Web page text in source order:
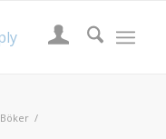
Böker /